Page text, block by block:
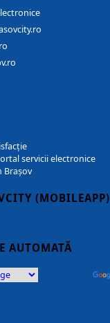
servicii electronice
Brașov
(MOBILEAPP)
AUTOMATĂ